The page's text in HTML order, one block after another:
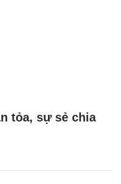
tỏa, sự sẻ chia